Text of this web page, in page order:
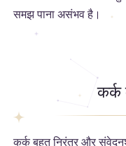
समझ पाना असंभव है।
कर्क
कर्क बहुत निरंतर और